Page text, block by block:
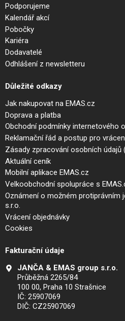
Podporujeme
Kalendář akcí
Pobočky
Kariéra
Dodavatelé
Odhlášení z newsletteru
Důležité odkazy
Jak nakupovat na EMAS.cz
Doprava a platba
Obchodní podmínky internetového
Reklamační řád a postup pro
Zásady zpracování osobních údajů
Aktuální ceník
Mobilní aplikace EMAS.cz
Velkoobchodní spolupráce s
Oznámení o možném protiprávním
s.r.o.
Vrácení objednávky
Cookies
Fakturační údaje
JANČA & EMAS group s.r.o.
Průběžná 2265/84
100 00, Praha 10 Strašnice
IČ: 25907069
DIČ: CZ25907069